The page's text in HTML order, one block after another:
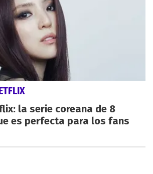
la serie coreana de 8
es perfecta para los fans